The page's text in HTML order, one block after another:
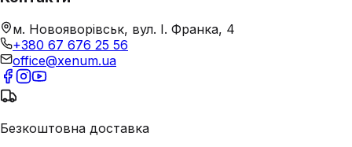
м. Новояворівськ, вул. І. Франка, 4
+380 67 676 25 56
office@xenum.ua
Безкоштовна доставка